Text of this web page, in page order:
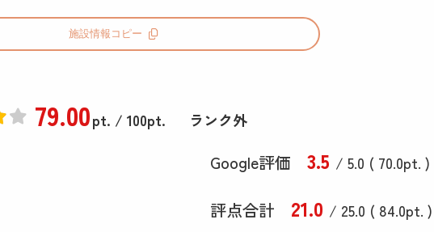
施設情報コピー
79.00pt. / 100pt. ランク外
Google評価 3.5 / 5.0 ( 70.0pt. )
評点合計 21.0 / 25.0 ( 84.0pt. )